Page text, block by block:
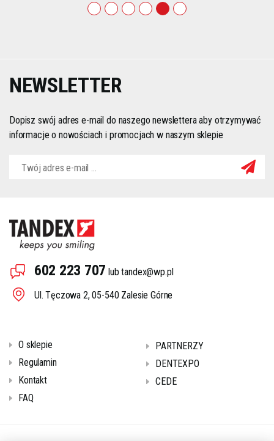
1 2
NEWSLETTER
Dopisz swój adres e-mail do naszego newslettera aby otrzymywać
informacje o nowościach i promocjach w naszym sklepie
602 223 707 lubtandex@wp.pl
Ul. Tęczowa 2, 05-540 Zalesie Górne
O sklepie
Regulamin
Kontakt
FAQ
PARTNERZY
DENTEXPO
CEDE